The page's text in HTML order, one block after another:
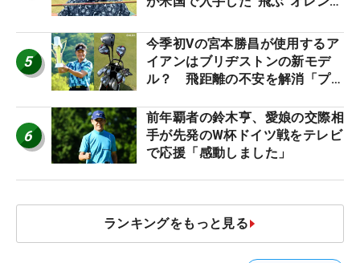
5
今季初Vの宮本勝昌が使用するア
イアンはブリヂストンの新モデ
ル？ 飛距離の不安を解消「プラ
6
前年覇者の鈴木亨、愛娘の交際相
手が先発のW杯ドイツ戦をテレビ
で応援「感動しました」
ランキングをもっと見る